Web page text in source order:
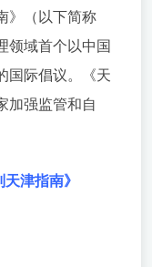
》（以下简称
领域首个以中国
国际倡议。《天
加强监管和自
津指南》